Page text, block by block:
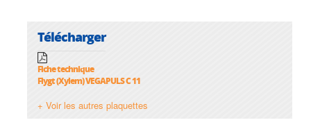
Télécharger
Fiche technique
Flygt (Xylem) VEGAPULS C 11
+ Voir les autres plaquettes